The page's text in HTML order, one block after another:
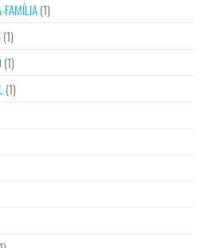
FAMÍLIA(1)
(1)
(1)
(1)